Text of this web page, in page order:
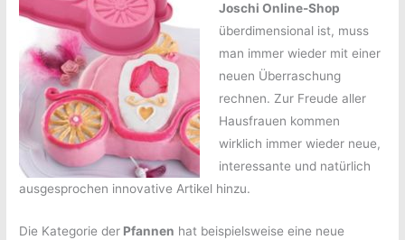
Joschi Online-Shop
überdimensional ist, muss
man immer wieder mit einer
neuen Überraschung
rechnen. Zur Freude aller
Hausfrauen kommen
wirklich immer wieder neue,
interessante und natürlich
ausgesprochen innovative Artikel hinzu.
Die Kategorie der Pfannen hat beispielsweise eine neue